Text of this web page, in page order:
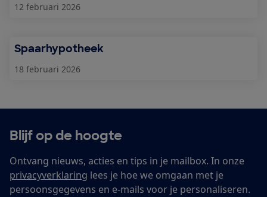
12 februari 2026
Spaarhypotheek
18 februari 2026
Blijf op de hoogte
Ontvang nieuws, acties en tips in je mailbox. In onze
privacyverklaring lees je hoe we omgaan met je
persoonsgegevens en e-mails voor je personaliseren.